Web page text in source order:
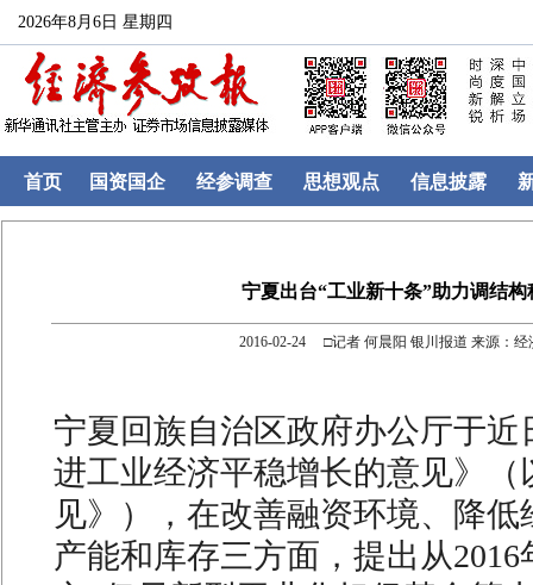
2026年8月6日 星期四
首页 国资国企 经参调查 思想观点 信息披露
宁夏出台“工业新十条”助力调结构
2016-02-24 □记者 何晨阳 银川报道 来源：经
宁夏回族自治区政府办公厅于近
进工业经济平稳增长的意见》（
见》），在改善融资环境、降
产能和库存三方面，提出从